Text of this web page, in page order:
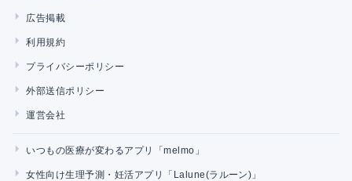
広告掲載
利用規約
プライバシーポリシー
外部送信ポリシー
運営会社
いつもの医療が変わるアプリ「melmo」
女性向け生理予測・妊活アプリ「Lalune(ラルーン)」